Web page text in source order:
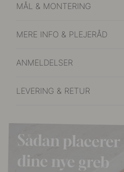
MÅL & MONTERING
MERE INFO & PLEJERÅD
ANMELDELSER
LEVERING & RETUR